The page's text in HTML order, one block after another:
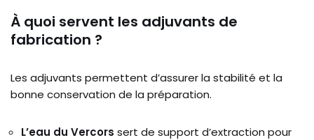
À quoi servent les adjuvants de
fabrication ?
Les adjuvants permettent d’assurer la stabilité et la
bonne conservation de la préparation.
L’eau du Vercors sert de support d’extraction pour